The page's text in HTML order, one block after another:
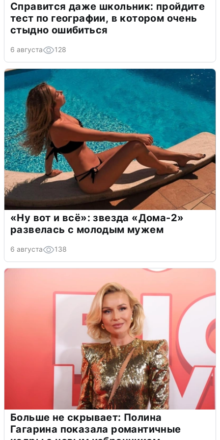
Справится даже школьник: пройдите
тест по географии, в котором очень
стыдно ошибиться
6 августа 128
«Ну вот и всё»: звезда «Дома-2»
развелась с молодым мужем
6 августа 138
Больше не скрывает: Полина
Гагарина показала романтичные